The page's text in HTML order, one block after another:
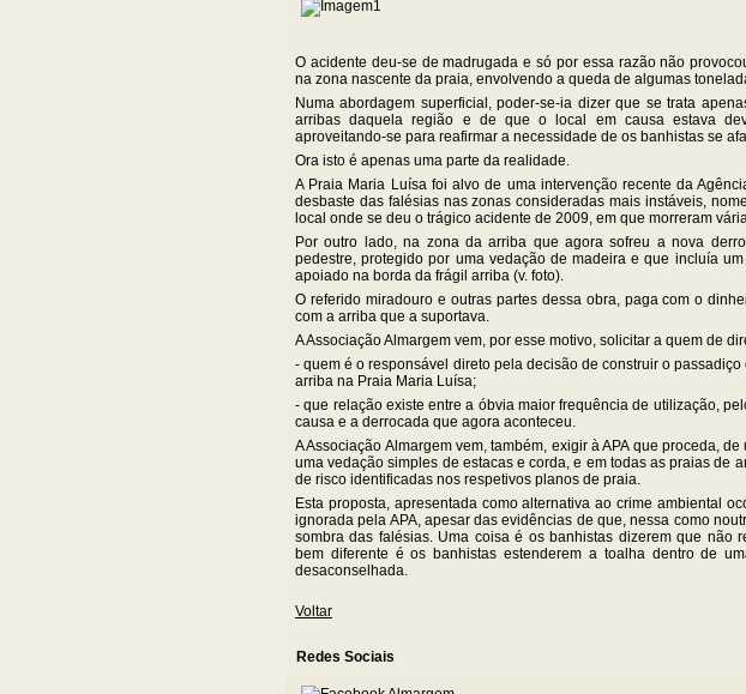
O acidente deu-se de madrugada e só por essa razão não
na zona nascente da praia, envolvendo a queda de algumas
Numa abordagem superficial, poder-se-ia dizer que se trata
arribas daquela região e de que o local em causa estava
aproveitando-se para reafirmar a necessidade de os banhistas se
Ora isto é apenas uma parte da realidade.
A Praia Maria Luísa foi alvo de uma intervenção recente da
desbaste das falésias nas zonas consideradas mais instáveis,
local onde se deu o trágico acidente de 2009, em que morreram
Por outro lado, na zona da arriba que agora sofreu a nova
pedestre, protegido por uma vedação de madeira e que incluía
apoiado na borda da frágil arriba (v. foto).
O referido miradouro e outras partes dessa obra, paga com o
com a arriba que a suportava.
A Associação Almargem vem, por esse motivo, solicitar a quem de
- quem é o responsável direto pela decisão de construir o
arriba na Praia Maria Luísa;
- que relação existe entre a óbvia maior frequência de utilização,
causa e a derrocada que agora aconteceu.
A Associação Almargem vem, também, exigir à APA que proceda,
uma vedação simples de estacas e corda, e em todas as praias de
de risco identificadas nos respetivos planos de praia.
Esta proposta, apresentada como alternativa ao crime ambiental
ignorada pela APA, apesar das evidências de que, nessa como
sombra das falésias. Uma coisa é os banhistas dizerem que não
bem diferente é os banhistas estenderem a toalha dentro de
desaconselhada.
Voltar
Redes Sociais